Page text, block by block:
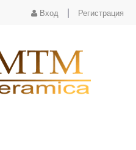
Вход Регистрация